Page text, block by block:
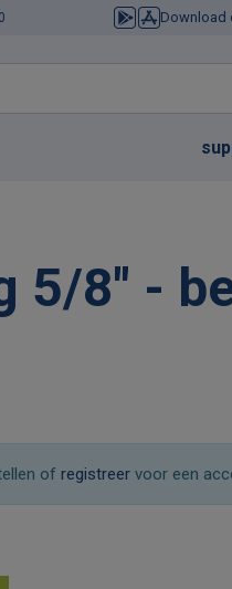
Download
5/8" -
of registreer voor een